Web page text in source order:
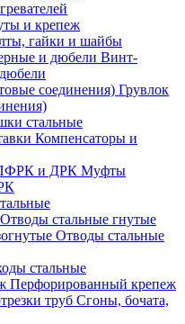
и крепеж
гайки и шайбы
Винт-
Грувлок
стальные
Компенсаторы и
Муфты
Отводы стальные гнутые
Отводы стальные
стальные
Перфорированный крепеж
Сгоны, бочата,